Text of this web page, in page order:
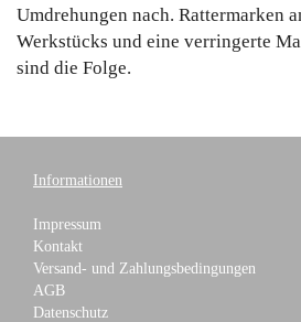
Umdrehungen nach. Rattermarken
Werkstücks und eine verringerte
sind die Folge.
Informationen
Impressum
Kontakt
Versand- und Zahlungsbedingungen
AGB
Datenschutz